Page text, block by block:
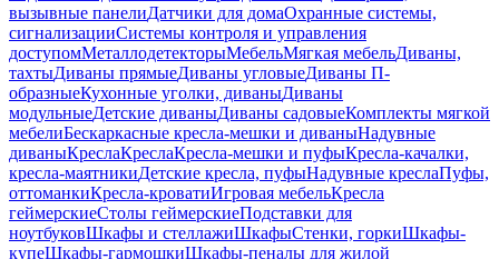
вызывные панелиДатчики для домаОхранные системы,
сигнализацииСистемы контроля и управления
доступомМеталлодетекторыМебельМягкая мебельДиваны,
тахтыДиваны прямыеДиваны угловыеДиваны П-
образныеКухонные уголки, диваныДиваны
модульныеДетские диваныДиваны садовыеКомплекты мягкой
мебелиБескаркасные кресла-мешки и диваныНадувные
диваныКреслаКреслаКресла-мешки и пуфыКресла-качалки,
кресла-маятникиДетские кресла, пуфыНадувные креслаПуфы,
оттоманкиКресла-кроватиИгровая мебельКресла
геймерскиеСтолы геймерскиеПодставки для
ноутбуковШкафы и стеллажиШкафыСтенки, горкиШкафы-
купеШкафы-гармошкиШкафы-пеналы для жилой